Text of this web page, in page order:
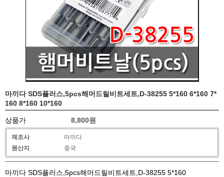
마끼다 SDS플러스,5pcs해머드릴비트세트,D-38255 5*160 6*160 7*
160 8*160 10*160
상품가 8,800원
제조사
마끼다
원산지
중국
마끼다 SDS플러스,5pcs해머드릴비트세트,D-38255 5*160